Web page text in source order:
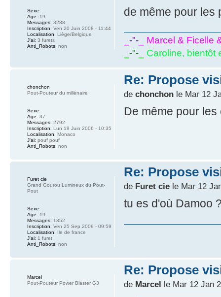
de même pour les
_-"-_
Marcel & Ficelle
_-"-_
Caroline, bientôt
Sexe:
Age: 19
Messages: 3288
Inscription: Ven 20 Juin 2008 - 11:44
Localisation: Liège/Belgique
J'ai: 3 furets
Anti_Robots: non
Re: Propose
de chonchonle Mar 12
De même pour
chonchon
Pout-Pouteur du millénaire
Sexe:
Age: 37
Messages: 2792
Inscription: Lun 19 Juin 2006 - 10:35
Localisation: Monaco
J'ai: pouf pouf
Anti_Robots: non
Re: Propose
de Furet ciele Mar 12
tu es d'où Damoo
Furet cie
Grand Gourou Lumineux du Pout-
Pout
Sexe:
Age: 19
Messages: 1352
Inscription: Ven 25 Sep 2009 - 09:59
Localisation: Ile de france
J'ai: 1 furet
Anti_Robots: non
Re: Propose
de Marcel le Mar 12 Jan
Marcel
Pout-Pouteur Power Blaster G3